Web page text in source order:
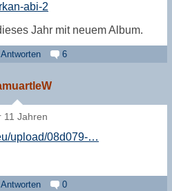
abi-2
Jahr mit neuem Album.
Antworten 6
11 Jahren
upload/08d079-…
Antworten 0